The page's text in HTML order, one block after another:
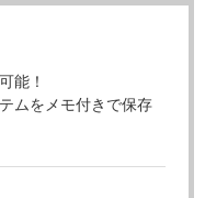
能！
ムをメモ付きで保存